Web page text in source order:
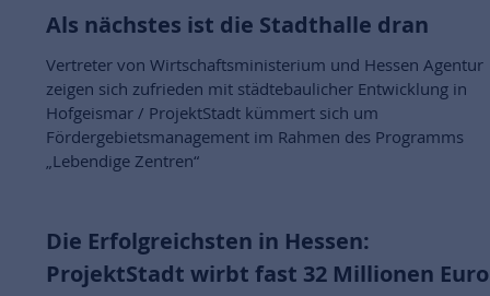
Als nächstes ist die Stadthalle dran
Vertreter von Wirtschaftsministerium und Hessen Agentur
zeigen sich zufrieden mit städtebaulicher Entwicklung in
Hofgeismar / ProjektStadt kümmert sich um
Fördergebietsmanagement im Rahmen des Programms
„Lebendige Zentren“
Die Erfolgreichsten in Hessen:
ProjektStadt wirbt fast 32 Millionen Euro